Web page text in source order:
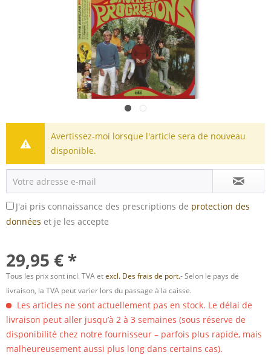
Avertissez-moi lorsque l'article sera de nouveau
disponible.
J'ai pris connaissance des prescriptions de protection des
données et je les accepte
29,95 € *
Tous les prix sont incl. TVA etexcl. Des frais de port.- Selon le pays de
livraison, la TVA peut varier lors du passage à la caisse.
Les articles ne sont actuellement pas en stock. Le délai de
livraison peut aller jusqu’à 2 à 3 semaines (sous réserve de
disponibilité chez notre fournisseur – parfois plus rapide, mais
malheureusement aussi plus long dans certains cas).